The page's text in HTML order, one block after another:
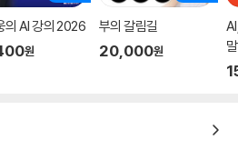
혜주 투자하기
, 게임, 컨텐츠, 바이오, 헬스케어 ETF
행복을 주는 산업에 투자하기
초우량 글로벌 제약·바이오·헬스케어
의 AI 강의 2026
원
부의 갈림길
20,000원
말